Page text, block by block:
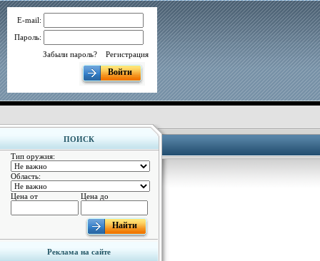
E-mail:
Пароль:
Забыли пароль?
Регистрация
Войти
ПОИСК
Тип оружия:
Область:
Цена от Цена до
Найти
Реклама на сайте